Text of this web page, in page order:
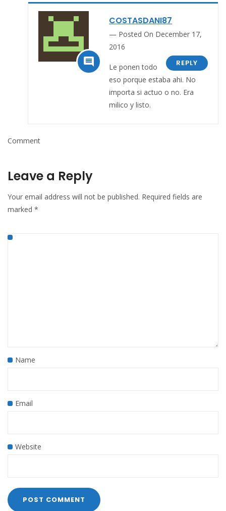

COSTASDANI87
Posted On December 17,
2016
REPLY
Le ponen todo
eso porque estaba ahi. No
importa si actuo o no. Era
milico y listo.
Comment
Leave a Reply
Your email address will not be published. Required fields are
marked *
Name
Email
Website